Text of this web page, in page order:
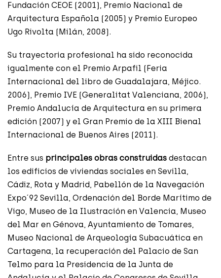
Fundación CEOE (2001), Premio Nacional de
Arquitectura Española (2005) y Premio Europeo
Ugo Rivolta (Milán, 2008).
Su trayectoria profesional ha sido reconocida
igualmente con el Premio Arpafil (Feria
Internacional del libro de Guadalajara, Méjico.
2006), Premio IVE (Generalitat Valenciana, 2006),
Premio Andalucía de Arquitectura en su primera
edición (2007) y el Gran Premio de la XIII Bienal
Internacional de Buenos Aires (2011).
Entre sus principales obras construidas destacan
los edificios de viviendas sociales en Sevilla,
Cádiz, Rota y Madrid, Pabellón de la Navegación
Expo´92 Sevilla, Ordenación del Borde Marítimo de
Vigo, Museo de la Ilustración en Valencia, Museo
del Mar en Génova, Ayuntamiento de Tomares,
Museo Nacional de Arqueología Subacuática en
Cartagena, la recuperación del Palacio de San
Telmo para la Presidencia de la Junta de